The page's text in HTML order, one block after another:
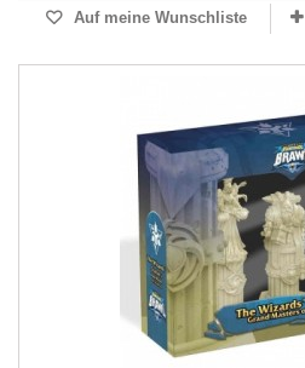
Auf meine Wunschliste